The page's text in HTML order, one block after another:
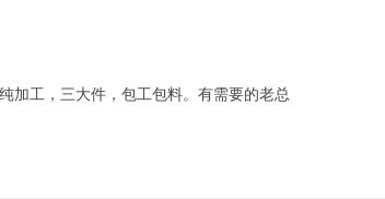
加工，三大件，包工包料。有需要的老总